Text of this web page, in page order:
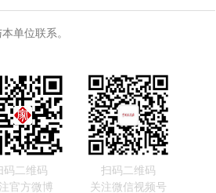
单位联系。
码二维码
官方微博
扫码二维码
关注微信视频号